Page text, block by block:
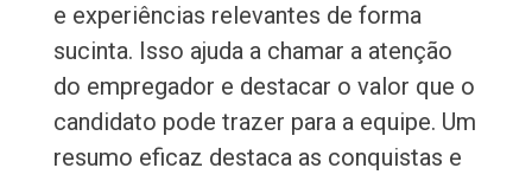
e experiências relevantes de forma
sucinta. Isso ajuda a chamar a atenção
do empregador e destacar o valor que o
candidato pode trazer para a equipe. Um
resumo eficaz destaca as conquistas e